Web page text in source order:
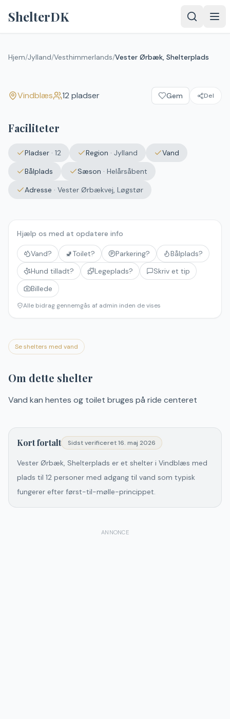
ShelterDK
Hjem/Jylland/Vesthimmerlands/Vester Ørbæk, Shelterplads
Upload et
godkendelse.
billede
Ingen fil valgt
Vindblæs
Vindblæs 12 pladser Gem Del
Faciliteter
Pladser · 12 Region · Jylland
Vand
Bålplads
Sæson · Helårsåbent
Adresse · Vester Ørbækvej, Løgstør
Hjælp os med at opdatere info
Vand? 🚽Toilet? Parkering?
Bålplads?
Hund tilladt?
Legeplads?
Skriv et tip
Billede
Alle bidrag gennemgås af admin inden de vises
Se shelters med vand
Om dette shelter
Vand kan hentes og toilet bruges på ride centeret
Kort fortalt Sidst verificeret16. maj 2026
Vester Ørbæk, Shelterplads er et shelter i Vindblæs med
plads til 12 personer med adgang til vand som typisk
fungerer efter først-til-mølle-princippet.
ANNONCE